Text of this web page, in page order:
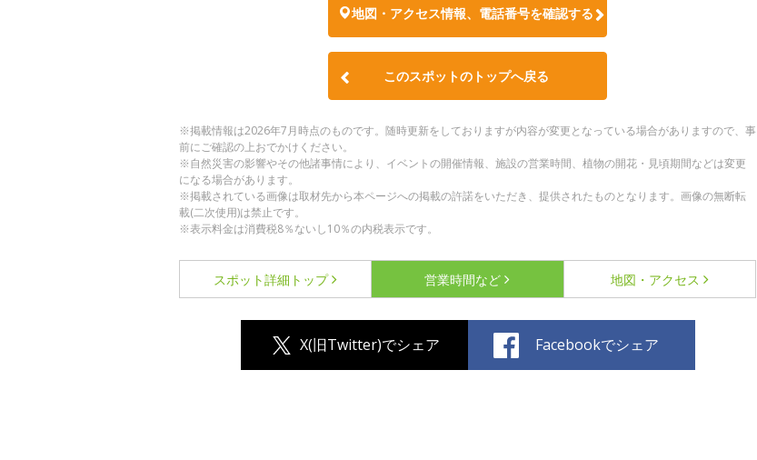
地図・アクセス情報、電話番号を確認する
このスポットのトップへ戻る
※掲載情報は2026年7月時点のものです。随時更新をしておりますが内容が変更となっている場合がありますので、事
前にご確認の上おでかけください。
※自然災害の影響やその他諸事情により、イベントの開催情報、施設の営業時間、植物の開花・見頃期間などは変更
になる場合があります。
※掲載されている画像は取材先から本ページへの掲載の許諾をいただき、提供されたものとなります。画像の無断転
載(二次使用)は禁止です。
※表示料金は消費税8％ないし10％の内税表示です。
スポット詳細 トップ 営業時間など 地図・アクセス
X(旧Twitter)でシェア Facebookでシェア